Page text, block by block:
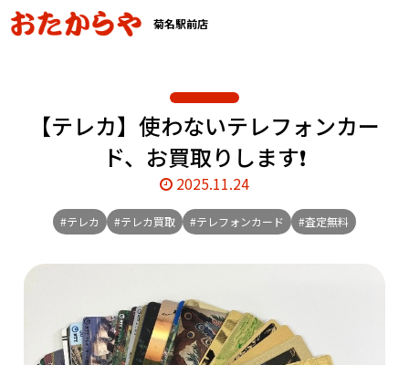
菊名駅前店
【テレカ】使わないテレフォンカー
ド、お買取りします❗️
2025.11.24
#テレカ #テレカ買取 #テレフォンカード #査定無料